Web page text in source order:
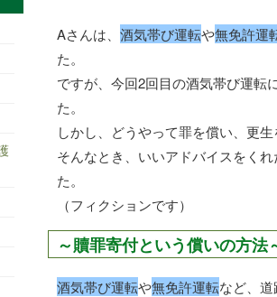
Aさんは、 酒気帯び運転や無免許運
た。
ですが、今回2回目の酒気帯び運転
た。
しかし、どうやって罪を償い、更
そんなとき、いいアドバイスをく
た。
（フィクションです）
～贖罪寄付という償いの方法
酒気帯び運転や無免許運転など、道